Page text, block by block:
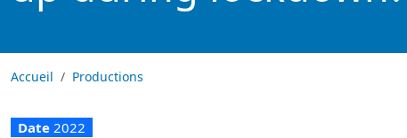
Accueil Productions
Date 2022